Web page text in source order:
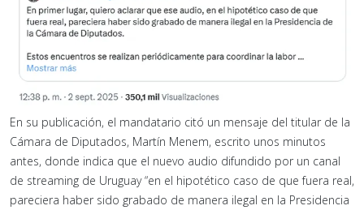
En su publicación, el mandatario citó un mensaje del titular de la
Cámara de Diputados, Martín Menem, escrito unos minutos
antes, donde indica que el nuevo audio difundido por un canal
de streaming de Uruguay “en el hipotético caso de que fuera real,
pareciera haber sido grabado de manera ilegal en la Presidencia